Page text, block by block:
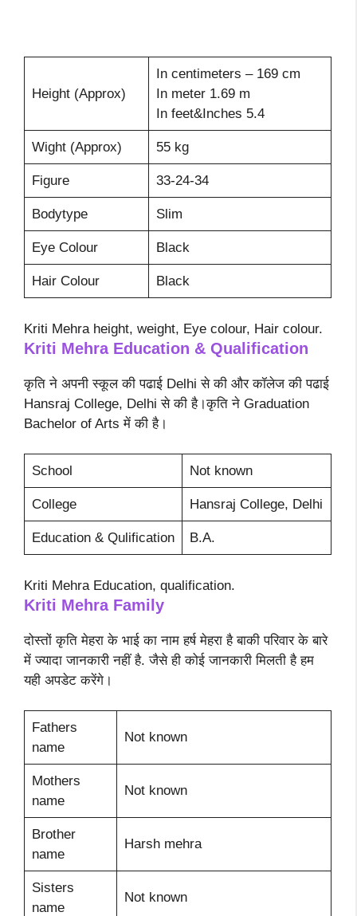
Height (Approx)
In centimeters – 169 cm
In meter 1.69 m
In feet&Inches 5.4
Wight (Approx) 55 kg
Figure 33-24-34
Bodytype Slim
Eye Colour Black
Hair Colour Black
Kriti Mehra height, weight, Eye colour, Hair colour.
Kriti Mehra Education & Qualification
कृति ने अपनी स्कूल की पढाई Delhi से की और कॉलेज की पढाई
Hansraj College, Delhi से की है।कृति ने Graduation
Bachelor of Arts में की है।
School Not known
College Hansraj College, Delhi
Education & Qulification B.A.
Kriti Mehra Education, qualification.
Kriti Mehra Family
दोस्तों कृति मेहरा के भाई का नाम हर्ष मेहरा है बाकी परिवार के बारे
में ज्यादा जानकारी नहीं है. जैसे ही कोई जानकारी मिलती है हम
यही अपडेट करेंगे।
Fathers
name
Not known
Mothers
name
Not known
Brother
name
Harsh mehra
Sisters
name
Not known